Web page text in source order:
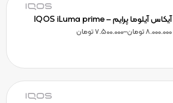
آیکاس آیلوما پرایم – IQOS iLuma prime
8.000.000تومان–
7.500.000تومان